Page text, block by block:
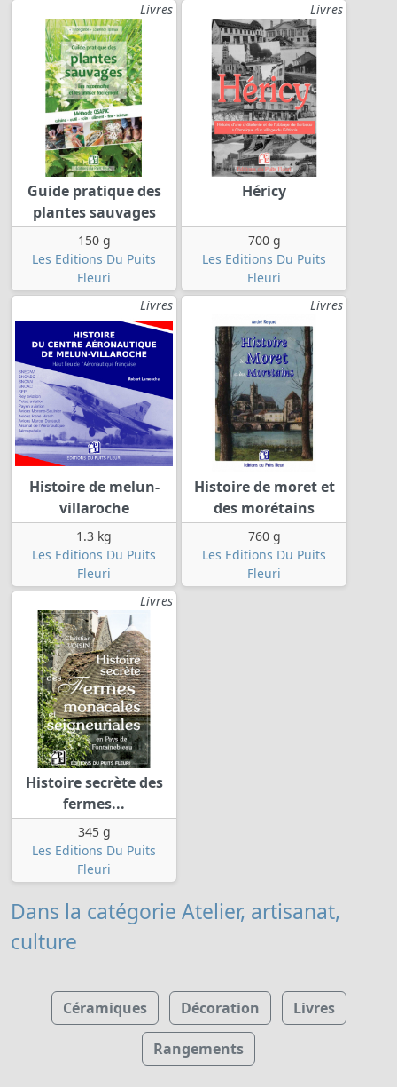
Livres
Guide pratique des
plantes sauvages
150 g
Les Editions Du Puits
Fleuri
Livres
Héricy
700 g
Les Editions Du Puits
Fleuri
Livres
Histoire de melun-
villaroche
1.3 kg
Les Editions Du Puits
Fleuri
Livres
Histoire de moret et
des morétains
760 g
Les Editions Du Puits
Fleuri
Livres
Histoire secrète des
fermes...
345 g
Les Editions Du Puits
Fleuri
Dans la catégorie Atelier, artisanat,
culture
Céramiques Décoration Livres
Rangements